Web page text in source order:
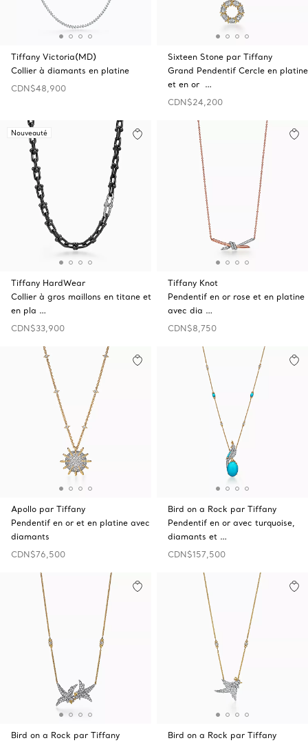
Tiffany Victoria(MD)
Collier à diamants en platine
CDN$48,900
Sixteen Stone par Tiffany
Grand Pendentif Cercle en platine
et en or …
CDN$24,200
Nouveauté
Tiffany HardWear
Collier à gros maillons en titane et
en pla …
CDN$33,900
Tiffany Knot
Pendentif en or rose et en platine
avec dia …
CDN$8,750
Apollo par Tiffany
Pendentif en or et en platine avec
diamants
CDN$76,500
Bird on a Rock par Tiffany
Pendentif en or avec turquoise,
diamants et …
CDN$157,500
Bird on a Rock par Tiffany
Bird on a Rock par Tiffany